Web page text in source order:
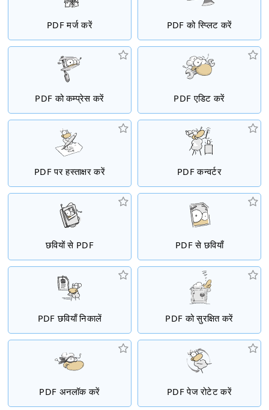
PDF मर्ज करें PDF को स्प्लिट करें
PDF को कम्प्रेस करें PDF एडिट करें
PDF पर हस्ताक्षर करें PDF कन्वर्टर
छवियों से PDF PDF से छवियाँ
PDF छवियाँ निकालें PDF को सुरक्षित करें
PDF अनलॉक करें PDF पेज रोटेट करें